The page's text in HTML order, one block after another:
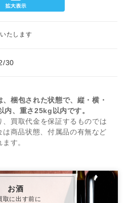
たします
30
梱包された状態で、縦・横・
内、重さ25kg以内です。
買取代金を保証するものでは
は商品状態、付属品の有無など
す。
お酒
取に出す前に